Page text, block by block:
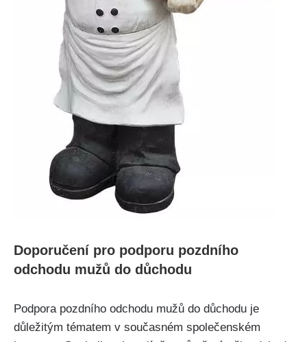
Doporučení pro podporu pozdního
odchodu mužů do důchodu
Podpora pozdního odchodu mužů do důchodu je
důležitým tématem v současném společenském